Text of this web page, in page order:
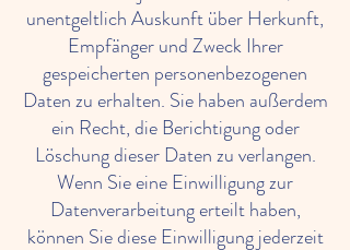
unentgeltlich Auskunft über Herkunft,
Empfänger und Zweck Ihrer
gespeicherten personenbezogenen
Daten zu erhalten. Sie haben außerdem
ein Recht, die Berichtigung oder
Löschung dieser Daten zu verlangen.
Wenn Sie eine Einwilligung zur
Datenverarbeitung erteilt haben,
können Sie diese Einwilligung jederzeit